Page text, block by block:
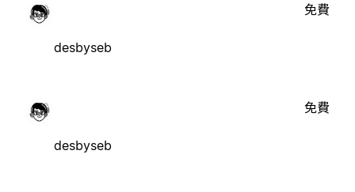
desbyseb
免費
desbyseb
免費